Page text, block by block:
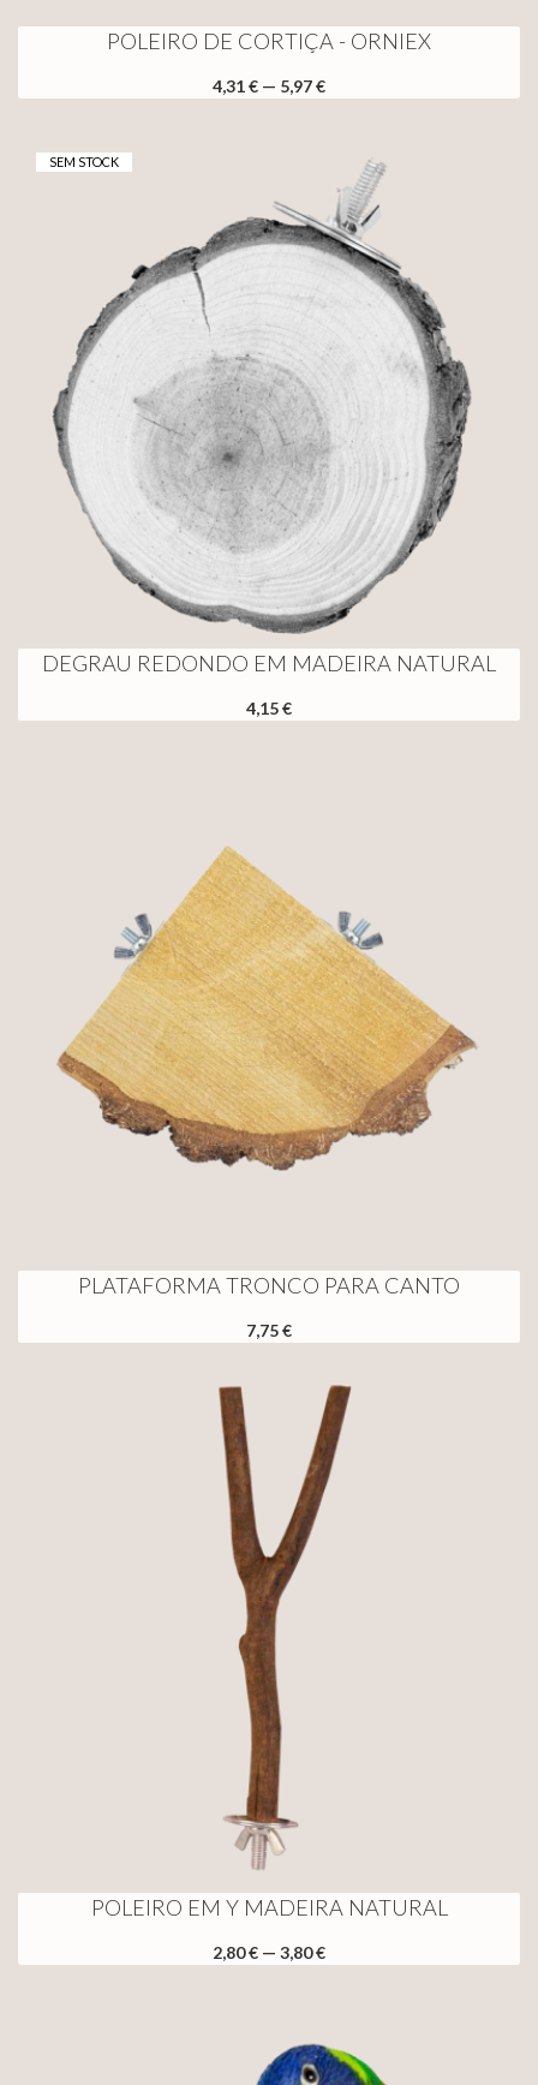
POLEIRO DE CORTIÇA - ORNIEX
4,31 € — 5,97 €
SEM STOCK
DEGRAU REDONDO EM MADEIRA NATURAL
4,15 €
PLATAFORMA TRONCO PARA CANTO
7,75 €
POLEIRO EM Y MADEIRA NATURAL
2,80 € — 3,80 €